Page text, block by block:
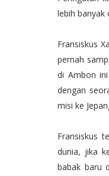
lebih banyak
Fransiskus
pernah
di Ambon
dengan
misi ke
Fransiskus
dunia, jika
babak baru